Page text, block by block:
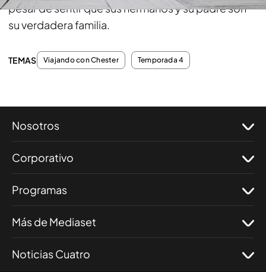
pesar de sentir que sus hermanos y su padre son
su verdadera familia.
TEMAS Viajando con Chester Temporada 4
Nosotros
Corporativo
Programas
Más de Mediaset
Noticias Cuatro